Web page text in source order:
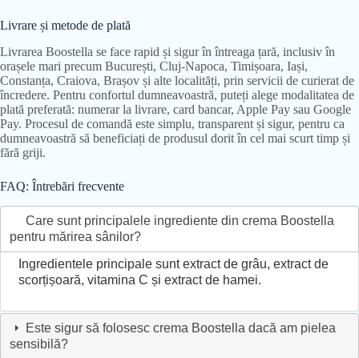
Livrare și metode de plată
Livrarea Boostella se face rapid și sigur în întreaga țară, inclusiv în
orașele mari precum București, Cluj-Napoca, Timișoara, Iași,
Constanța, Craiova, Brașov și alte localități, prin servicii de curierat de
încredere. Pentru confortul dumneavoastră, puteți alege modalitatea de
plată preferată: numerar la livrare, card bancar, Apple Pay sau Google
Pay. Procesul de comandă este simplu, transparent și sigur, pentru ca
dumneavoastră să beneficiați de produsul dorit în cel mai scurt timp și
fără griji.
FAQ: Întrebări frecvente
Care sunt principalele ingrediente din crema Boostella
pentru mărirea sânilor?
Ingredientele principale sunt extract de grâu, extract de
scorțișoară, vitamina C și extract de hamei.
Este sigur să folosesc crema Boostella dacă am pielea
sensibilă?